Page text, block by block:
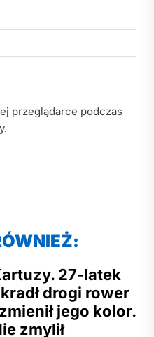
przeglądarce podczas
27-latek
drogi rower
jego kolor.
zmylił